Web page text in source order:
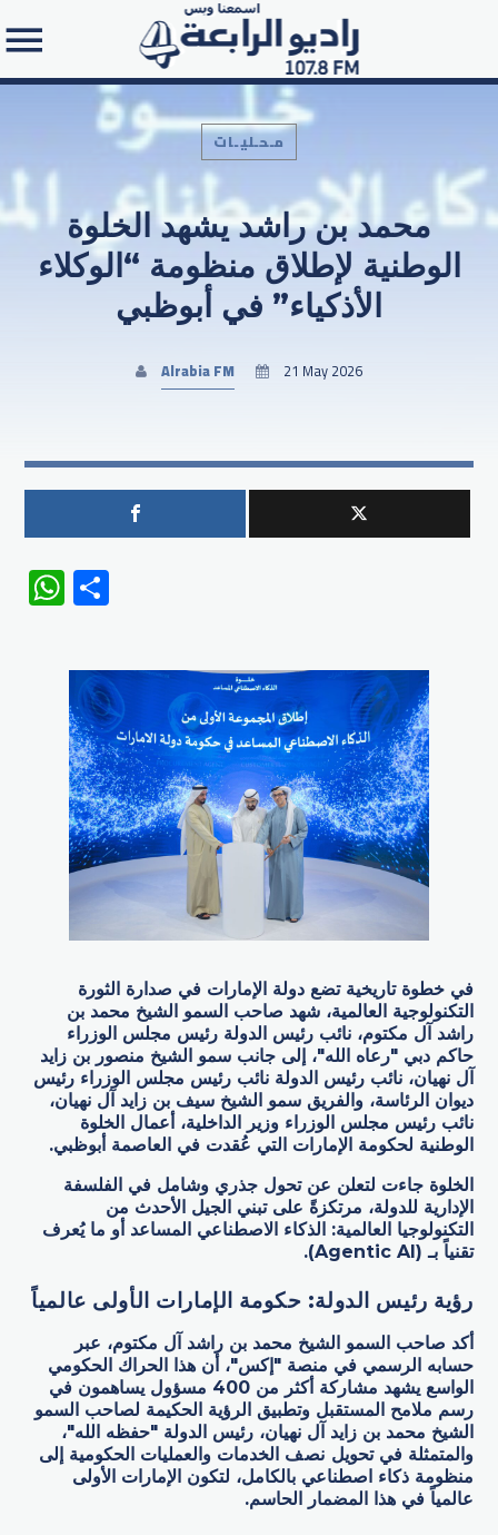
Search in the website:
مـحـليـات
محمد بن راشد يشهد الخلوة
الوطنية لإطلاق منظومة “الوكلاء
الأذكياء” في أبوظبي
Alrabia FM 21 May 2026
WhatsApp
في خطوة تاريخية تضع دولة الإمارات في صدارة الثورة
التكنولوجية العالمية، شهد صاحب السمو الشيخ محمد بن
راشد آل مكتوم، نائب رئيس الدولة رئيس مجلس الوزراء
حاكم دبي "رعاه الله"، إلى جانب سمو الشيخ منصور بن زايد
آل نهيان، نائب رئيس الدولة نائب رئيس مجلس الوزراء رئيس
ديوان الرئاسة، والفريق سمو الشيخ سيف بن زايد آل نهيان،
نائب رئيس مجلس الوزراء وزير الداخلية، أعمال الخلوة
الوطنية لحكومة الإمارات التي عُقدت في العاصمة أبوظبي.
الخلوة جاءت لتعلن عن تحول جذري وشامل في الفلسفة
الإدارية للدولة، مرتكزةً على تبني الجيل الأحدث من
التكنولوجيا العالمية: الذكاء الاصطناعي المساعد أو ما يُعرف
تقنياً بـ (Agentic AI).
رؤية رئيس الدولة: حكومة الإمارات الأولى عالمياً
أكد صاحب السمو الشيخ محمد بن راشد آل مكتوم، عبر
حسابه الرسمي في منصة "إكس"، أن هذا الحراك الحكومي
الواسع يشهد مشاركة أكثر من 400 مسؤول يساهمون في
رسم ملامح المستقبل وتطبيق الرؤية الحكيمة لصاحب السمو
الشيخ محمد بن زايد آل نهيان، رئيس الدولة "حفظه الله"،
والمتمثلة في تحويل نصف الخدمات والعمليات الحكومية إلى
منظومة ذكاء اصطناعي بالكامل، لتكون الإمارات الأولى
عالمياً في هذا المضمار الحاسم.